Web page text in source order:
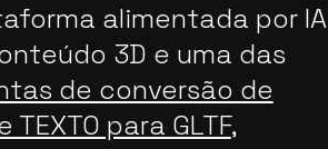
alimentada por IA
3D e uma das
de conversão de
para GLTF,